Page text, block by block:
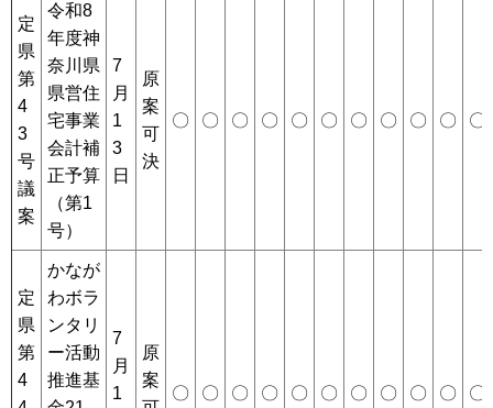
定
県
第
4
3
号
議
案
令和8
年度神
奈川県
県営住
宅事業
会計補
正予算
（第1
号）
7
月
1
3
日
原
案
可
決
〇 〇 〇 〇 〇 〇 〇 〇 〇 〇 〇
定
県
第
4
かなが
わボラ
ンタリ
ー活動
推進基
7
月
1
原
案
〇 〇 〇 〇 〇 〇 〇 〇 〇 〇 〇